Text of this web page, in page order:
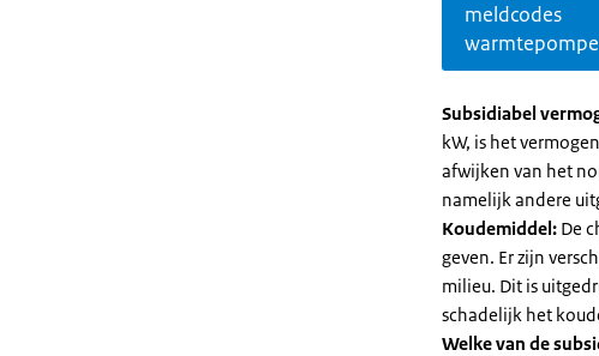
meldcodes
Subsidiabel
kW, is het
afwijken van het
namelijk andere
Koudemiddel: De
geven. Er zijn
milieu. Dit is
schadelijk het
Welke van de